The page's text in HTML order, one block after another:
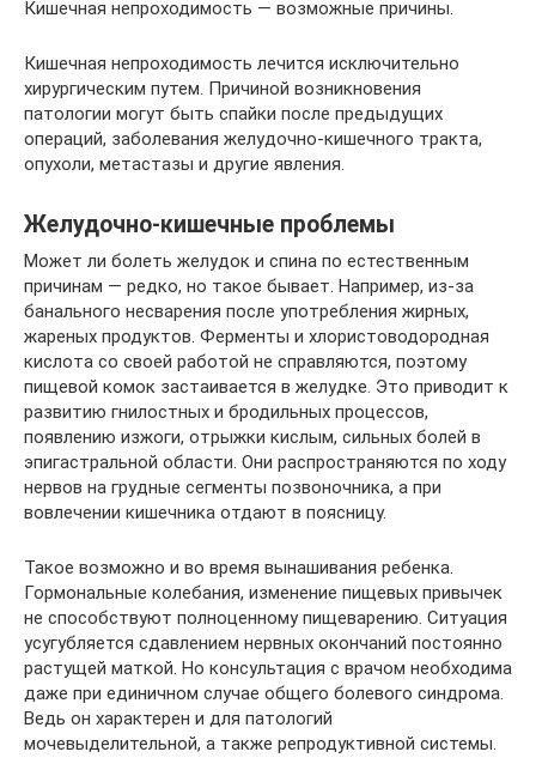
Кишечная непроходимость — возможные причины.
Кишечная непроходимость лечится исключительно
хирургическим путем. Причиной возникновения
патологии могут быть спайки после предыдущих
операций, заболевания желудочно-кишечного тракта,
опухоли, метастазы и другие явления.
Желудочно-кишечные проблемы
Может ли болеть желудок и спина по естественным
причинам — редко, но такое бывает. Например, из-за
банального несварения после употребления жирных,
жареных продуктов. Ферменты и хлористоводородная
кислота со своей работой не справляются, поэтому
пищевой комок застаивается в желудке. Это приводит к
развитию гнилостных и бродильных процессов,
появлению изжоги, отрыжки кислым, сильных болей в
эпигастральной области. Они распространяются по ходу
нервов на грудные сегменты позвоночника, а при
вовлечении кишечника отдают в поясницу.
Такое возможно и во время вынашивания ребенка.
Гормональные колебания, изменение пищевых привычек
не способствуют полноценному пищеварению. Ситуация
усугубляется сдавлением нервных окончаний постоянно
растущей маткой. Но консультация с врачом необходима
даже при единичном случае общего болевого синдрома.
Ведь он характерен и для патологий
мочевыделительной, а также репродуктивной системы.